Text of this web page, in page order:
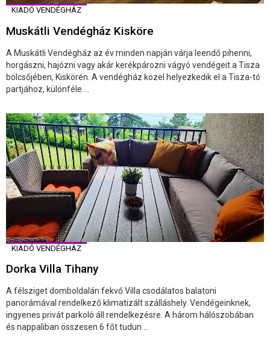
KIADÓ VENDÉGHÁZ
Muskátli Vendégház Kisköre
A Muskátli Vendégház az év minden napján várja leendő pihenni,
horgászni, hajózni vagy akár kerékpározni vágyó vendégeit a Tisza
bölcsőjében, Kiskörén. A vendégház közel helyezkedik el a Tisza-tó
partjához, különféle ...
KIADÓ VENDÉGHÁZ
Dorka Villa Tihany
A félsziget domboldalán fekvő Villa csodálatos balatoni
panorámával rendelkező klimatizált szálláshely. Vendégeinknek,
ingyenes privát parkoló áll rendelkezésre. A három hálószobában
és nappaliban összesen 6 főt tudun ...